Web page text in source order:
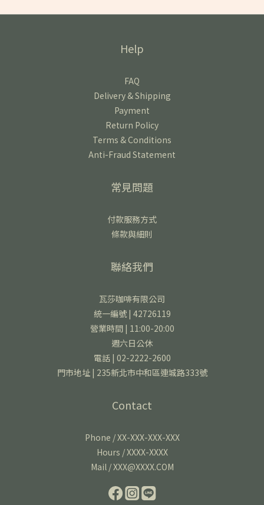
Help
FAQ
Delivery & Shipping
Payment
Return Policy
Terms & Conditions
Anti-Fraud Statement
常見問題
付款服務方式
條款與細則
聯絡我們
瓦莎咖啡有限公司
統一編號 | 42726119
營業時間 | 11:00-20:00
週六日公休
電話 | 02-2222-2600
門市地址 | 235新北市中和區連城路333號
Contact
Phone / XX-XXX-XXX-XXX
Hours / XXXX-XXXX
Mail / XXX@XXXX.COM